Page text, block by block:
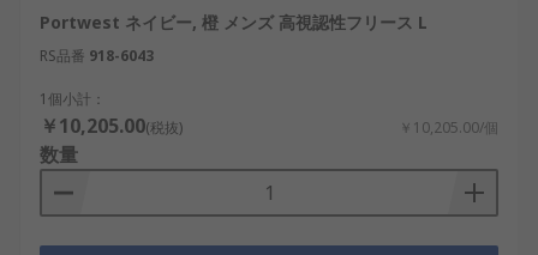
Portwest ネイビー, 橙 メンズ 高視認性フリース L
RS品番 918-6043
1個小計：
￥10,205.00(税抜) ￥10,205.00/個
数量